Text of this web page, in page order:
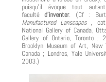
puisqu’il évoque tout
facultéd’inventer. (Cf :
Manufactured Lanscapes, cat.
National Gallery of Canada,
Gallery of Ontario, Toronto ;
Brooklyn Museum of Art,
Canada ; Londres, Yale
2003.)